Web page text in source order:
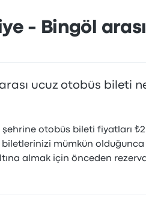
- Bingöl
ucuz otobüs bileti
otobüs bileti fiyatları
mümkün
almak için önceden